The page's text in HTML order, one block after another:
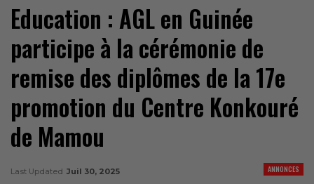
Education : AGL en Guinée
participe à la cérémonie de
remise des diplômes de la 17e
promotion du Centre Konkouré
de Mamou
ANNONCES
Last Updated Juil 30, 2025